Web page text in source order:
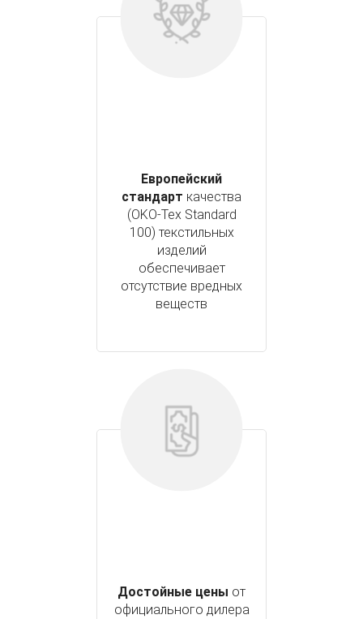
Европейский
стандарт качества
(OKO-Tex Standard
100) текстильных
изделий
обеспечивает
отсутствие вредных
веществ
Достойные цены от
официального дилера